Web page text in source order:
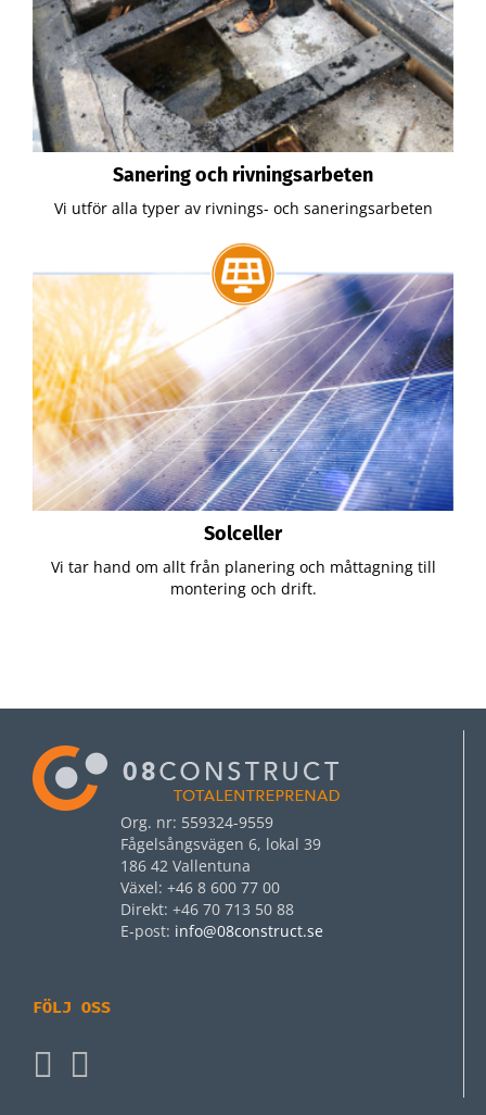
Sanering och rivningsarbeten
Vi utför alla typer av rivnings- och saneringsarbeten
Solceller
Vi tar hand om allt från planering och måttagning till
montering och drift.
Org. nr: 559324-9559
Fågelsångsvägen 6, lokal 39
186 42 Vallentuna
Växel: +46 8 600 77 00
Direkt: +46 70 713 50 88
E‑post: info@08construct.se
FÖLJ OSS